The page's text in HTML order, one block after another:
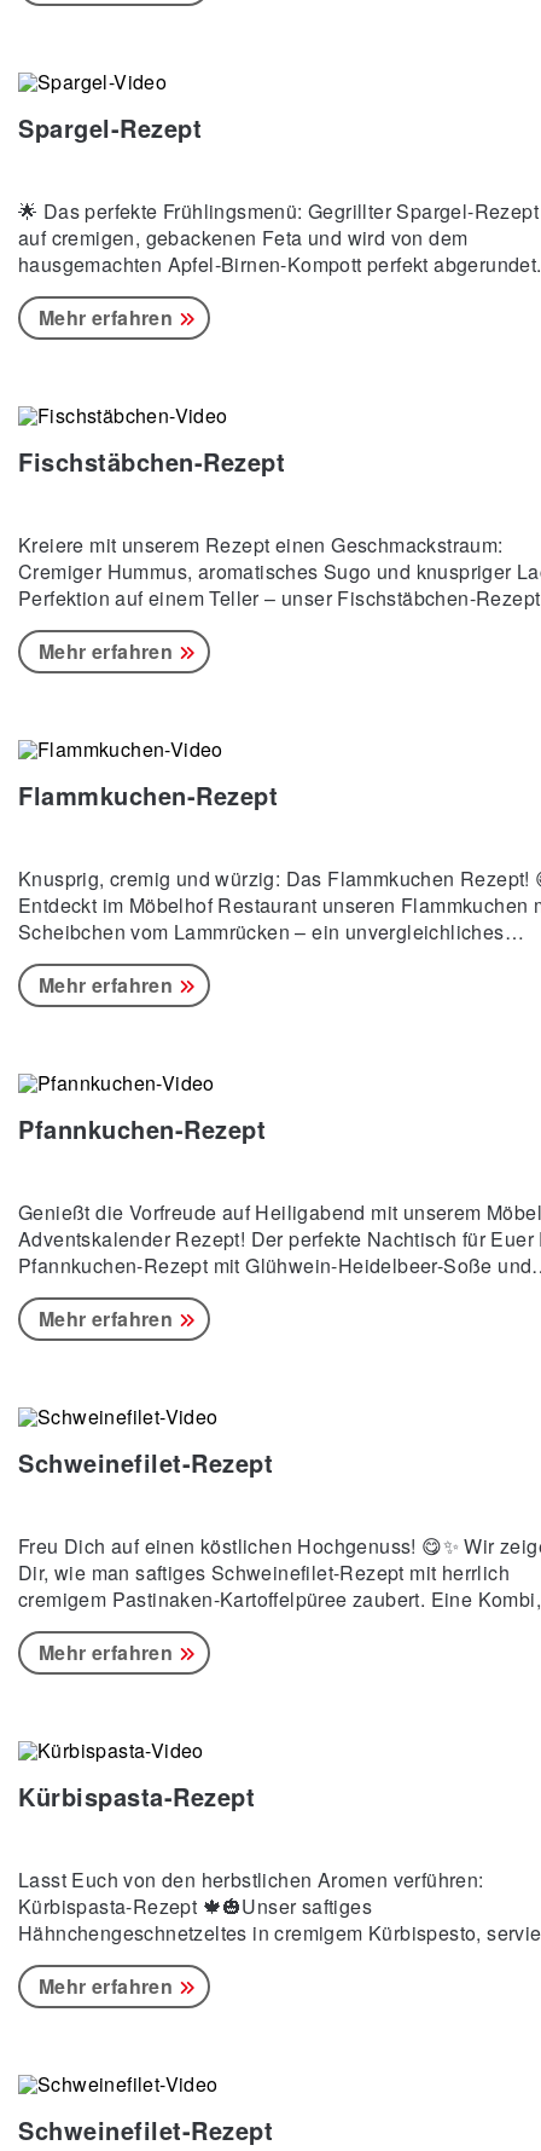
Spargel-Rezept
🌟 Das perfekte Frühlingsmenü: Gegrillter Spargel-
auf cremigen, gebackenen Feta und wird von dem
hausgemachten Apfel-Birnen-Kompott perfekt abgerundet.
Probiert selbst – ab heute im Möbelhof-Restaurant.🍏🍐
Zutaten: Äpfel, Birnen, Zucker, Chili, Spargel,
Zwiebeln, Olivenöl, Zitrone, Salz, Pfeffer, Feta, Mehl,
weichkochen und abschließend pürieren. Vom
Mehr erfahren
Fischstäbchen-Rezept
Kreiere mit unserem Rezept einen Geschmackstraum:
Cremiger Hummus, aromatisches Sugo und knuspriger
Perfektion auf einem Teller – unser Fischstäbchen-
😋 Zutaten: Kichererbsen, Thymian, Knoblauchzehen,
Zitronensaft, Kreuzkümmel, Paprikapulver,
Olivenöl, Zwiebeln, getrocknete Tomaten, Tomatenmark,
einer kleinen Knoblauchzehe und Gemüsebrühe weich
kochen. Danach alles in einen Mixer, Zitronensaft,
Mehr erfahren
Flammkuchen-Rezept
Knusprig, cremig und würzig: Das Flammkuchen Rezept!
Entdeckt im Möbelhof Restaurant unseren Flammkuchen
Scheibchen vom Lammrücken – ein unvergleichliches
Geschmackserlebnis, das Eure Sinne verzaubern wird.
Überzeugt Euch selbst und taucht ein in eine Welt voller
Genuss.✨ Zutaten: 250g Mehl, 125ml Wasser, 2EL Öl,
Ziegenfrische, Lauchzwiebeln,
Mehr erfahren
Pfannkuchen-Rezept
Genießt die Vorfreude auf Heiligabend mit unserem
Adventskalender Rezept! Der perfekte Nachtisch für Euer
Pfannkuchen-Rezept mit Glühwein-Heidelbeer-Soße und
Vanilleeis. 🥞🍷 📝 Zutaten: Zucker Glühwein/
Maisstärke Gefrorene Früchte Mehl Milch Salz
Eier Butter Vanilleeis 👩🍳 Zubereitung: In einem Topf den
Soße geben und kurz aufkochen
Mehr erfahren
Schweinefilet-Rezept
Freu Dich auf einen köstlichen Hochgenuss! 😋✨ Wir
Dir, wie man saftiges Schweinefilet-Rezept mit herrlich
cremigem Pastinaken-Kartoffelpüree zaubert. Eine
einfach fantastisch schmeckt! 😍 Lass Dich von diesem
leckeren Rezept verzaubern und genieße jeden Bissen.🍴
Zutaten: Zwiebeln, Pastinaken, Öl, Sahne, Champignons,
Öl anbraten.
Mehr erfahren
Kürbispasta-Rezept
Lasst Euch von den herbstlichen Aromen verführen:
Kürbispasta-Rezept 🍁🎃Unser saftiges
Hähnchengeschnetzeltes in cremigem Kürbispesto,
auf Pasta, ist ein wahres Geschmackserlebnis: Die
Kürbispasta! Probiert selbst im Möbelhof-Restaurant!
Zutaten: Hokkaidokürbis Kürbiskerne Knoblauch
kleine Stücke schneiden, Hälfte davon in Mixer geben.
Knoblauch, Kürbiskerne, Parmesan, Salz, Olivenöl
Mehr erfahren
Schweinefilet-Rezept